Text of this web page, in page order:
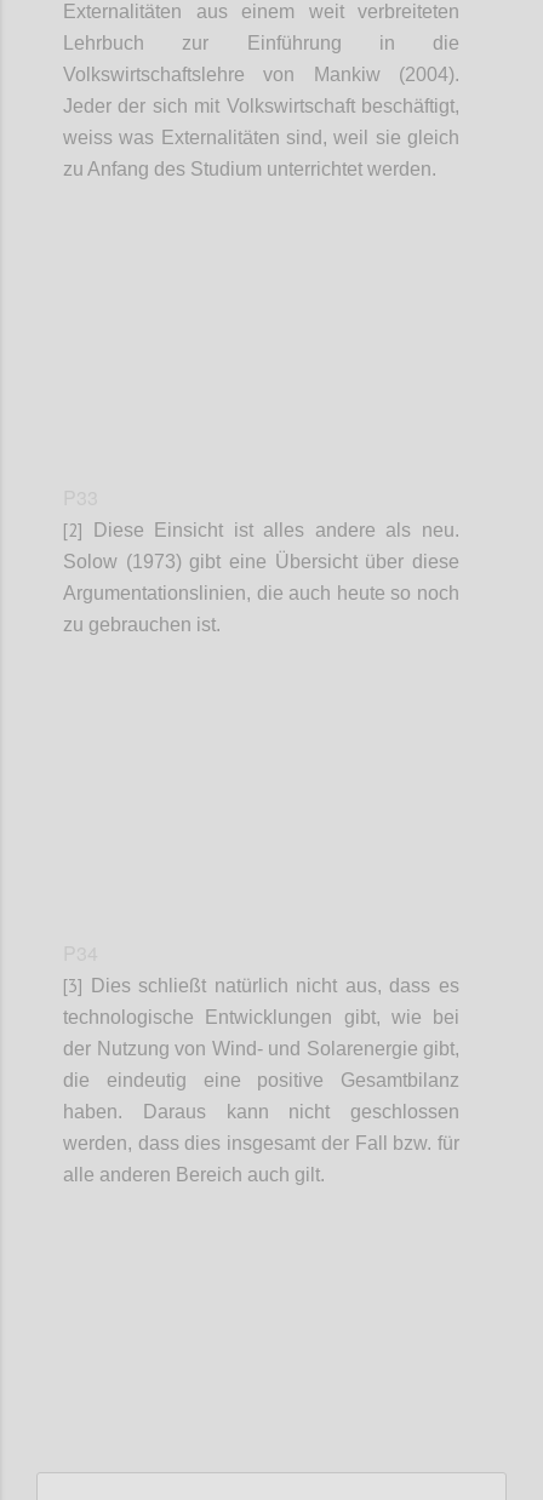
Externalitäten aus einem weit verbreiteten
Lehrbuch zur Einführung in die
Volkswirtschaftslehre von Mankiw (2004).
Jeder der sich mit Volkswirtschaft beschäftigt,
weiss was Externalitäten sind, weil sie gleich
zu Anfang des Studium unterrichtet werden.
[2] Diese Einsicht ist alles andere als neu.
Solow (1973) gibt eine Übersicht über diese
Argumentationslinien, die auch heute so noch
zu gebrauchen ist.
[3]
Dies schließt natürlich nicht aus, dass es
technologische Entwicklungen gibt, wie bei
der Nutzung von Wind- und Solarenergie gibt,
die eindeutig eine positive Gesamtbilanz
haben. Daraus kann nicht geschlossen
werden, dass dies insgesamt der Fall bzw. für
alle anderen Bereich auch gilt.